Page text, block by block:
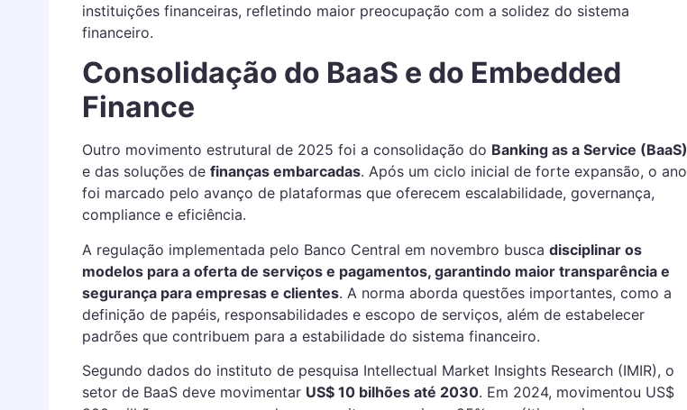
instituições financeiras, refletindo maior preocupação com a solidez do sistema
financeiro.
Consolidação do BaaS e do Embedded
Finance
Outro movimento estrutural de 2025 foi a consolidação do Banking as a Service (BaaS)
e das soluções de finanças embarcadas. Após um ciclo inicial de forte expansão, o ano
foi marcado pelo avanço de plataformas que oferecem escalabilidade, governança,
compliance e eficiência.
A regulação implementada pelo Banco Central em novembro busca disciplinar os
modelos para a oferta de serviços e pagamentos, garantindo maior transparência e
segurança para empresas e clientes. A norma aborda questões importantes, como a
definição de papéis, responsabilidades e escopo de serviços, além de estabelecer
padrões que contribuem para a estabilidade do sistema financeiro.
Segundo dados do instituto de pesquisa Intellectual Market Insights Research (IMIR), o
setor de BaaS deve movimentar US$ 10 bilhões até 2030. Em 2024, movimentou US$